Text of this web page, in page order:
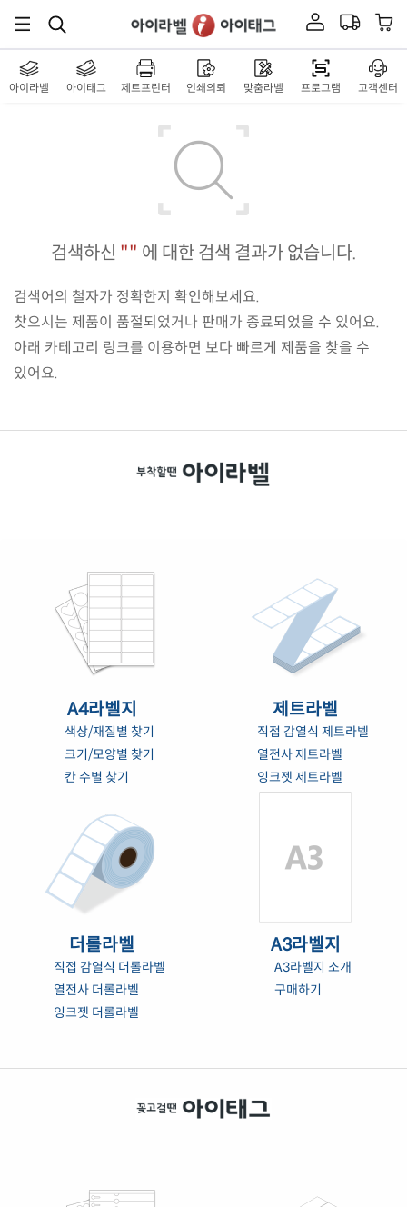
아이라벨 아이태그 제트프린터 인쇄의뢰 맞춤라벨 프로그램 고객센터
검색하신 "" 에 대한 검색 결과가 없습니다.
검색어의 철자가 정확한지 확인해보세요.
찾으시는 제품이 품절되었거나 판매가 종료되었을 수 있어요.
아래 카테고리 링크를 이용하면 보다 빠르게 제품을 찾을 수
있어요.
A4라벨지
색상/재질별 찾기
크기/모양별 찾기
칸 수별 찾기
제트라벨
직접 감열식 제트라벨
열전사 제트라벨
잉크젯 제트라벨
더롤라벨
직접 감열식 더롤라벨
열전사 더롤라벨
잉크젯 더롤라벨
A3라벨지
A3라벨지 소개
구매하기